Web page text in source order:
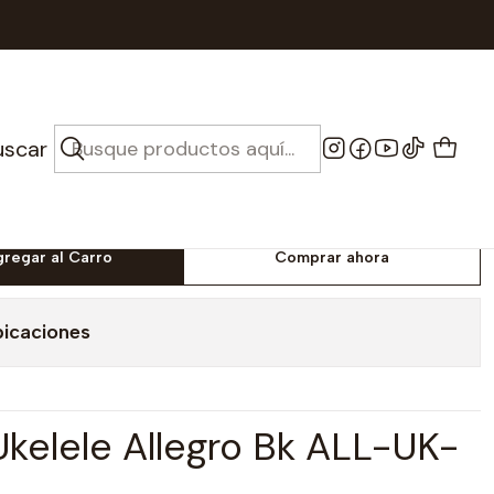
Allegro - All-uk-bk negro
Ukelele Allegro - All-
al Carro Comprar ahora
Allegro Bk ALL-UK-